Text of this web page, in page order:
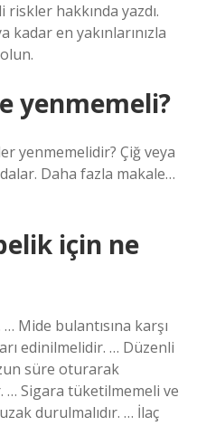
hakkında yazdı.
en yakınlarınızla
yenmemeli?
yenmemelidir? Çiğ veya
Daha fazla makale…
için ne
Mide bulantısına karşı
edinilmelidir. … Düzenli
süre oturarak
… Sigara tüketilmemeli ve
durulmalıdır. … İlaç